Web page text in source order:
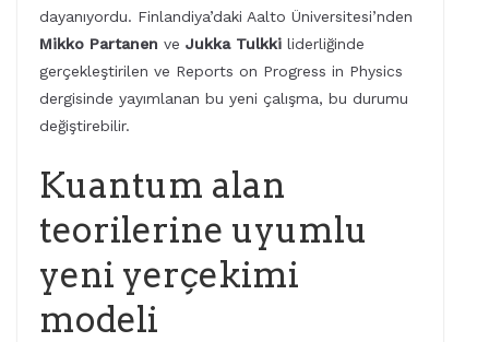
dayanıyordu. Finlandiya’daki Aalto Üniversitesi’nden
Mikko Partanen ve Jukka Tulkki liderliğinde
gerçekleştirilen ve Reports on Progress in Physics
dergisinde yayımlanan bu yeni çalışma, bu durumu
değiştirebilir.
Kuantum alan
teorilerine uyumlu
yeni yerçekimi
modeli